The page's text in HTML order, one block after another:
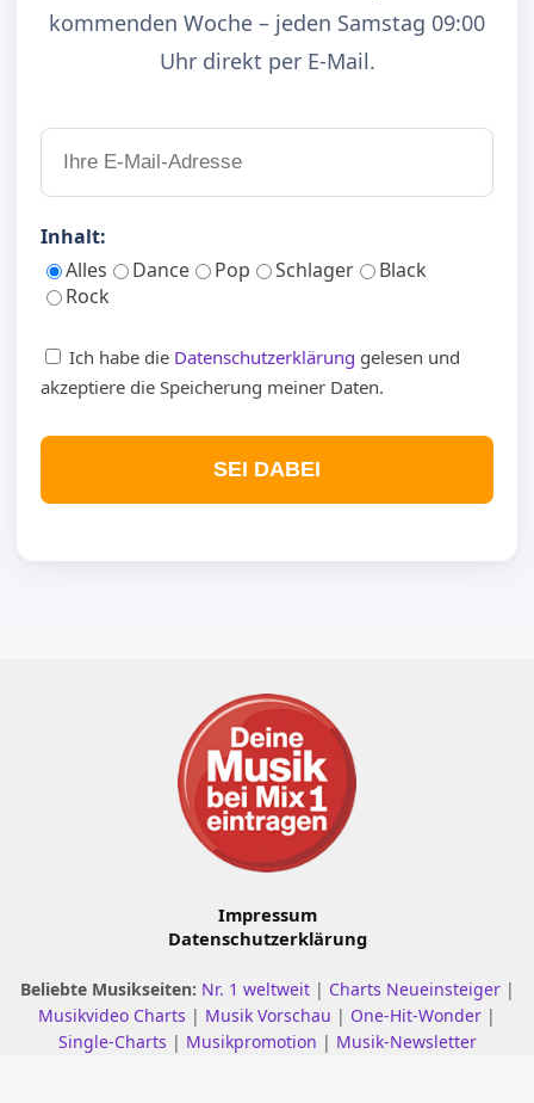
kommenden Woche – jeden Samstag 09:00
Uhr direkt per E-Mail.
Inhalt:
Alles
Dance Pop Schlager
Black
Rock
Ich habe die Datenschutzerklärung gelesen und
akzeptiere die Speicherung meiner Daten.
SEI DABEI
Impressum
Datenschutzerklärung
Beliebte Musikseiten: Nr. 1 weltweit | Charts Neueinsteiger |
Musikvideo Charts | Musik Vorschau | One-Hit-Wonder |
Single-Charts | Musikpromotion | Musik-Newsletter